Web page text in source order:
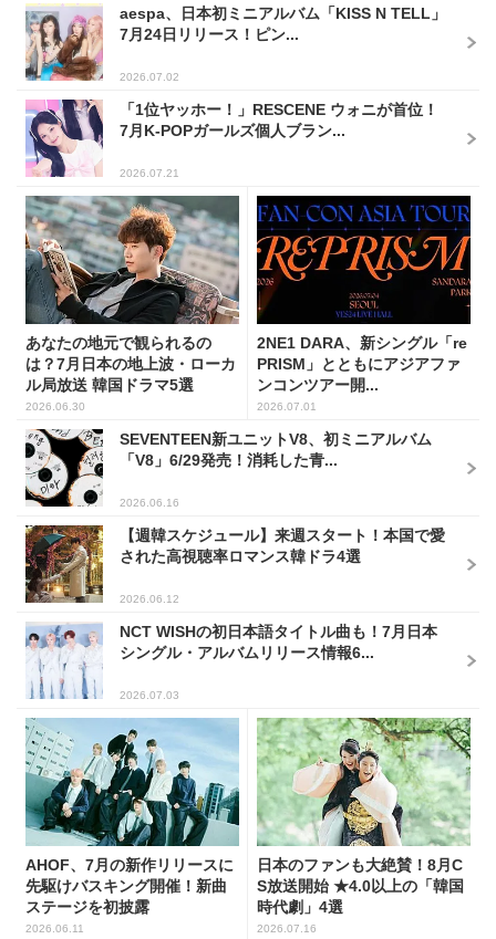
aespa、日本初ミニアルバム「KISS N TELL」
7月24日リリース！ピン...
2026.07.02
「1位ヤッホー！」RESCENE ウォニが首位！
7月K-POPガールズ個人ブラン...
2026.07.21
あなたの地元で観られるの
は？7月日本の地上波・ローカ
ル局放送 韓国ドラマ5選
2026.06.30
2NE1 DARA、新シングル「re
PRISM」とともにアジアファ
ンコンツアー開...
2026.07.01
SEVENTEEN新ユニットV8、初ミニアルバム
「V8」6/29発売！消耗した青...
2026.06.16
【週韓スケジュール】来週スタート！本国で愛
された高視聴率ロマンス韓ドラ4選
2026.06.12
NCT WISHの初日本語タイトル曲も！7月日本
シングル・アルバムリリース情報6...
2026.07.03
AHOF、7月の新作リリースに
先駆けバスキング開催！新曲
ステージを初披露
2026.06.11
日本のファンも大絶賛！8月C
S放送開始 ★4.0以上の「韓国
時代劇」4選
2026.07.16